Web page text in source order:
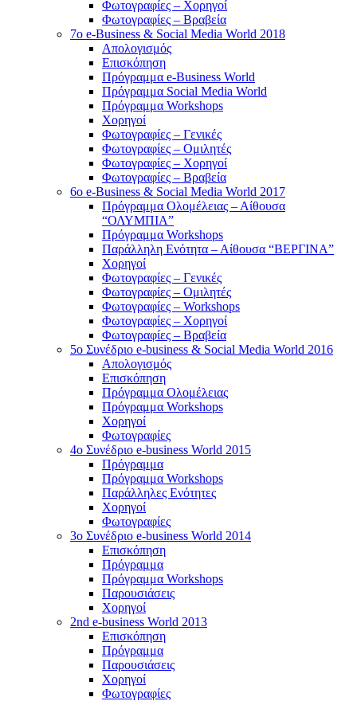
Φωτογραφίες – Χορηγοί
Φωτογραφίες – Βραβεία
7o e-Business & Social Media World 2018
Απολογισμός
Επισκόπηση
Πρόγραμμα e-Business World
Πρόγραμμα Social Media World
Πρόγραμμα Workshops
Χορηγοί
Φωτογραφίες – Γενικές
Φωτογραφίες – Ομιλητές
Φωτογραφίες – Χορηγοί
Φωτογραφίες – Βραβεία
6o e-Business & Social Media World 2017
Πρόγραμμα Ολομέλειας – Αίθουσα
“ΟΛΥΜΠΙΑ”
Πρόγραμμα Workshops
Παράλληλη Ενότητα – Αίθουσα “ΒΕΡΓΙΝΑ”
Χορηγοί
Φωτογραφίες – Γενικές
Φωτογραφίες – Ομιλητές
Φωτογραφίες – Workshops
Φωτογραφίες – Χορηγοί
Φωτογραφίες – Βραβεία
5o Συνέδριο e-business & Social Media World 2016
Απολογισμός
Επισκόπηση
Πρόγραμμα Ολομέλειας
Πρόγραμμα Workshops
Χορηγοί
Φωτογραφίες
4o Συνέδριο e-business World 2015
Πρόγραμμα
Πρόγραμμα Workshops
Παράλληλες Ενότητες
Χορηγοί
Φωτογραφίες
3ο Συνέδριο e-business World 2014
Επισκόπηση
Πρόγραμμα
Πρόγραμμα Workshops
Παρουσιάσεις
Χορηγοί
2nd e-business World 2013
Επισκόπηση
Πρόγραμμα
Παρουσιάσεις
Χορηγοί
Φωτογραφίες